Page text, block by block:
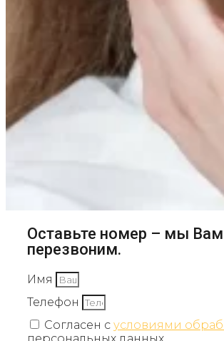
Оставьте номер – мы Вам
перезвоним.
Имя
Телефон
Согласен с условиями